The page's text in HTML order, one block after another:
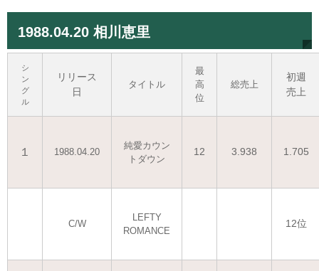
1988.04.20 相川恵里
シ
ン
グ
ル
リリース
日
タイトル
最
高
位
総売上
初週
売上
１ 1988.04.20
純愛カウン
トダウン
12 3.938 1.705
C/W
LEFTY
ROMANCE
12位